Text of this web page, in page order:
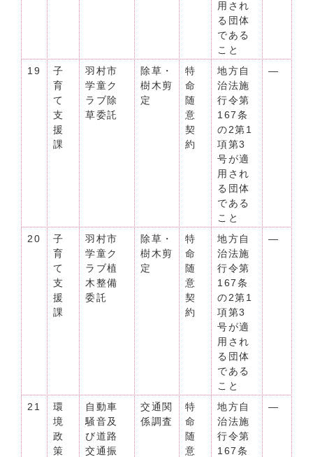
用され
る団体
である
こと
19
子
育
て
支
援
課
羽村市
学童ク
ラブ除
草委託
除草・
樹木剪
定
特
命
随
意
契
約
地方自
治法施
行令第
167条
の2第1
項第3
号が適
用され
る団体
である
こと
―
20
子
育
て
支
援
課
羽村市
学童ク
ラブ植
木整備
委託
除草・
樹木剪
定
特
命
随
意
契
約
地方自
治法施
行令第
167条
の2第1
項第3
号が適
用され
る団体
である
こと
―
21
環
境
政
策
自動車
騒音及
び道路
交通振
交通関
係調査
特
命
随
意
地方自
治法施
行令第
167条
―